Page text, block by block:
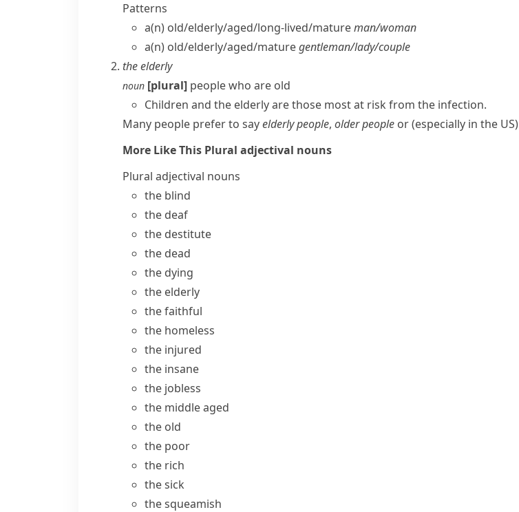
Patterns
a(n) old/​elderly/​aged/​long-lived/​matureman/​woman
a(n) old/​elderly/​aged/​maturegentleman/​lady/​couple
the elderly
noun [plural] people who are old
Children and the elderly are those most at risk from the infection.
Many people prefer to sayelderly people, older people or (especially in the US)
More Like This Plural adjectival nouns
Plural adjectival nouns
the blind
the deaf
the destitute
the dead
the dying
the elderly
the faithful
the homeless
the injured
the insane
the jobless
the middle aged
the old
the poor
the rich
the sick
the squeamish